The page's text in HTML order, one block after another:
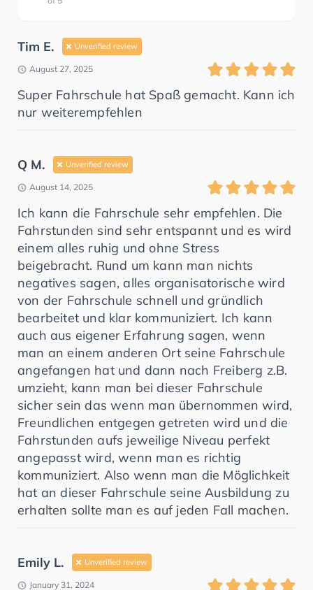
Tim E. Unverified review
August 27, 2025
Super Fahrschule hat Spaß gemacht. Kann ich
nur weiterempfehlen
Q M. Unverified review
August 14, 2025
Ich kann die Fahrschule sehr empfehlen. Die
Fahrstunden sind sehr entspannt und es wird
einem alles ruhig und ohne Stress
beigebracht. Rund um kann man nichts
negatives sagen, alles organisatorische wird
von der Fahrschule schnell und gründlich
bearbeitet und klar kommuniziert. Ich kann
auch aus eigener Erfahrung sagen, wenn
man an einem anderen Ort seine Fahrschule
angefangen hat und dann nach Freiberg z.B.
umzieht, kann man bei dieser Fahrschule
sicher sein das wenn man übernommen wird,
Freundlichen entgegen getreten wird und die
Fahrstunden aufs jeweilige Niveau perfekt
angepasst wird, wenn man es richtig
kommuniziert. Also wenn man die Möglichkeit
hat an dieser Fahrschule seine Ausbildung zu
erhalten sollte man es auf jeden Fall machen.
Emily L. Unverified review
January 31, 2024